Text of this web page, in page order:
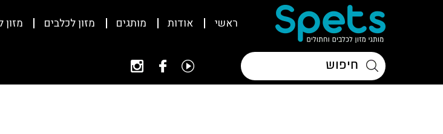
ראשי אודות מותגים מזון לכלבים מזון